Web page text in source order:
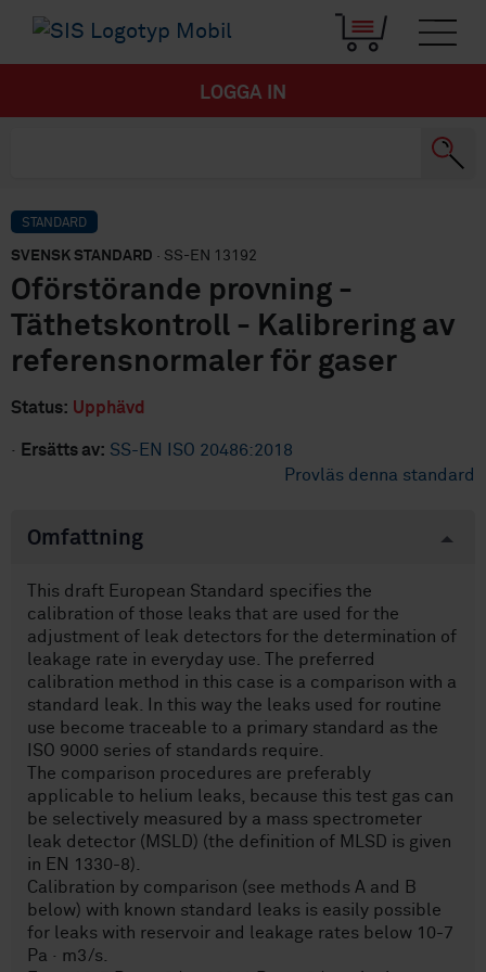
LOGGA IN
STANDARD
SVENSK STANDARD · SS-EN 13192
Oförstörande provning -
Täthetskontroll - Kalibrering av
referensnormaler för gaser
Status: Upphävd
· Ersätts av: SS-EN ISO 20486:2018
Provläs denna standard
Omfattning
This draft European Standard specifies the
calibration of those leaks that are used for the
adjustment of leak detectors for the determination of
leakage rate in everyday use. The preferred
calibration method in this case is a comparison with a
standard leak. In this way the leaks used for routine
use become traceable to a primary standard as the
ISO 9000 series of standards require.
The comparison procedures are preferably
applicable to helium leaks, because this test gas can
be selectively measured by a mass spectrometer
leak detector (MSLD) (the definition of MLSD is given
in EN 1330-8).
Calibration by comparison (see methods A and B
below) with known standard leaks is easily possible
for leaks with reservoir and leakage rates below 10-7
Pa · m3/s.